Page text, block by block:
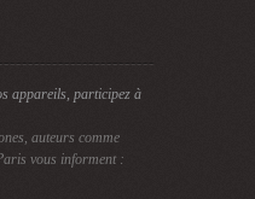
appareils, participez à
auteurs comme
vous informent :